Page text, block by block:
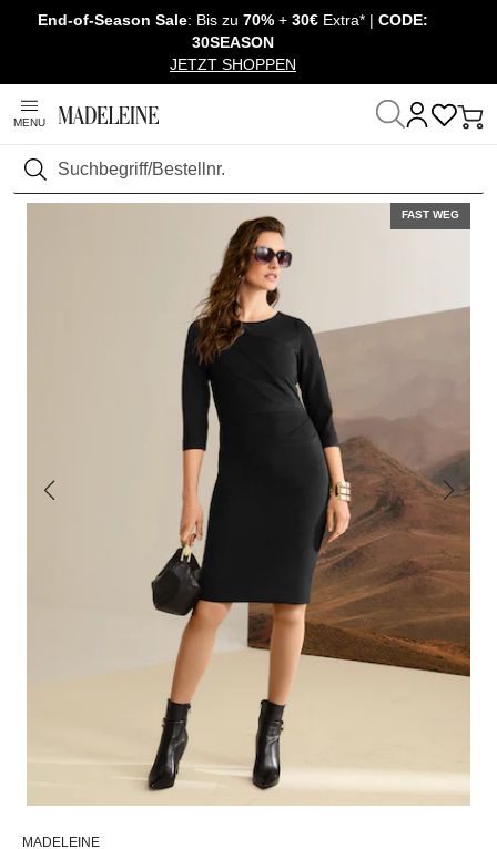
Überspringe Navigation, direkt zum Content
End-of-Season Sale: Bis zu 70% + 30€ Extra* | CODE:
30SEASON
JETZT SHOPPEN
MENU
Suchen
Startseite Mode
FAST WEG
MADELEINE